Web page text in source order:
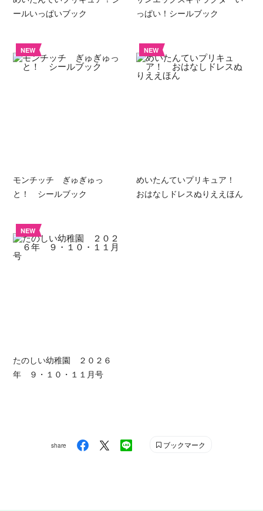
ールいっぱいブック
っぱい！シールブック
NEW
モンチッチ ぎゅぎゅっ
と！ シールブック
NEW
めいたんていプリキュア！
おはなしドレスぬりええほん
NEW
たのしい幼稚園 ２０２６
年 ９・１０・１１月号
share ブックマーク